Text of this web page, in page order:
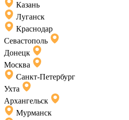
Казань
Луганск
Краснодар
Севастополь
Донецк
Москва
Санкт-Петербург
Ухта
Архангельск
Мурманск